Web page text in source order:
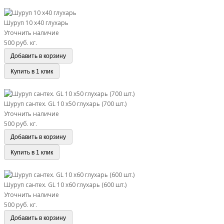
Шуруп 10 х40 глухарь
Уточнить наличие
500 руб. кг.
Добавить в корзину
Купить в 1 клик
Шуруп сантех. GL 10 х50 глухарь (700 шт.)
Уточнить наличие
500 руб. кг.
Добавить в корзину
Купить в 1 клик
Шуруп сантех. GL 10 х60 глухарь (600 шт.)
Уточнить наличие
500 руб. кг.
Добавить в корзину